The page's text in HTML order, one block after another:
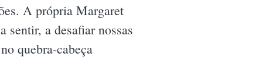
A própria Margaret
sentir, a desafiar nossas
quebra-cabeça